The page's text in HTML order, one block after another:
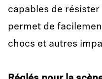
capables de
permet de
chocs et autres